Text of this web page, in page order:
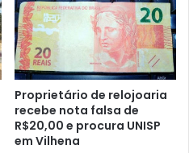
Proprietário de relojoaria
recebe nota falsa de
R$20,00 e procura UNISP
em Vilhena